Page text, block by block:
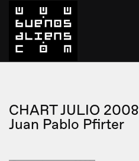
CHART JULIO 2008
Juan Pablo Pfirter